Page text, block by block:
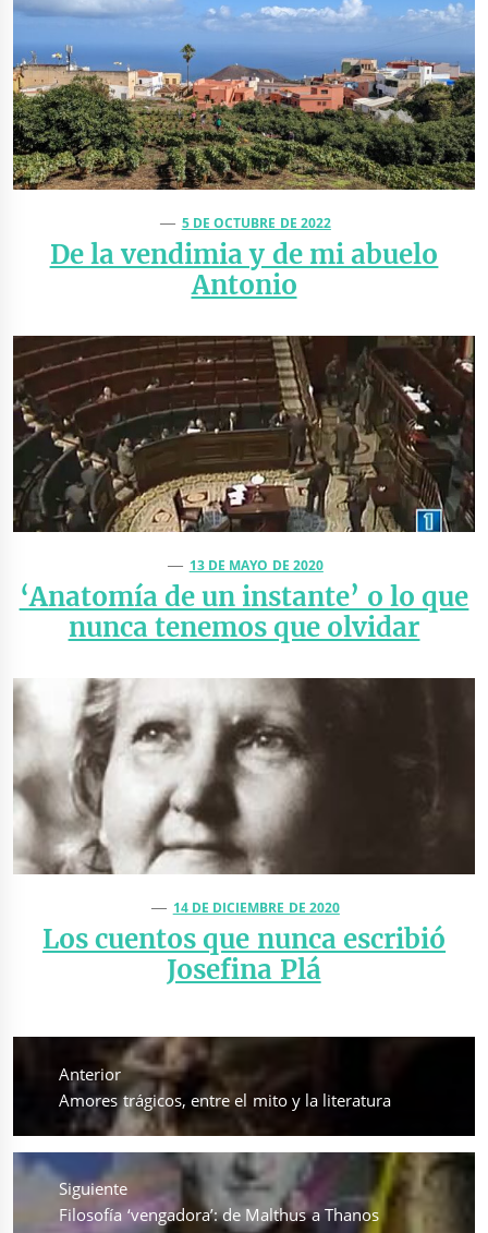
5 DE OCTUBRE DE 2022
De la vendimia y de mi abuelo
Antonio
13 DE MAYO DE 2020
‘Anatomía de un instante’ o lo que
nunca tenemos que olvidar
14 DE DICIEMBRE DE 2020
Los cuentos que nunca escribió
Josefina Plá
Navegación
entradas
Anterior
Entrada
anterior:
Amores trágicos, entre el mito y la literatura
Siguiente
Entrada
Filosofía ‘vengadora’: de Malthus a Thanos